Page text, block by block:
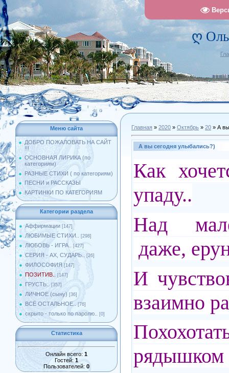
ღ
Меню сайта
ДОБРО ПОЖАЛОВАТЬ НА САЙТ
!!!
ОСНОВНАЯ ЛИРИКА (по
категориям)
РАЗНЫЕ СТИХИ ( по категориям)
ПЕСНИ и РАССКАЗЫ
КАРТИНКИ ПО КАТЕГОРИЯМ
Категории раздела
Аффирмации [147]
ЛЮБИМЫЕ СТИХИ.. [298]
ЛЮБОВЬ - ИГРА.. [427]
СЕРИЯ - АХ, СУДАРЬ.. [26]
ФИЛОСОФИЯ [147]
ПОЗИТИВ.. [147]
ГРУСТЬ.. [357]
ЛИЧНОЕ (сыну) [36]
ВСЁ ОСТАЛЬНОЕ.. [76]
скрыто - только по паролю.. [0]
Статистика
Онлайн всего: 1
Гостей: 1
Пользователей: 0
Главная » 2020 » Октябрь » 20 » А
А вы сегодня улыбались?)
Как
упаду..
Над
даже,
И
взаимно
рядышком